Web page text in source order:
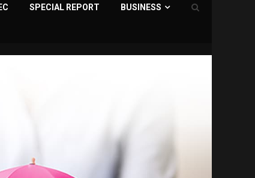
SPECIAL REPORT BUSINESS